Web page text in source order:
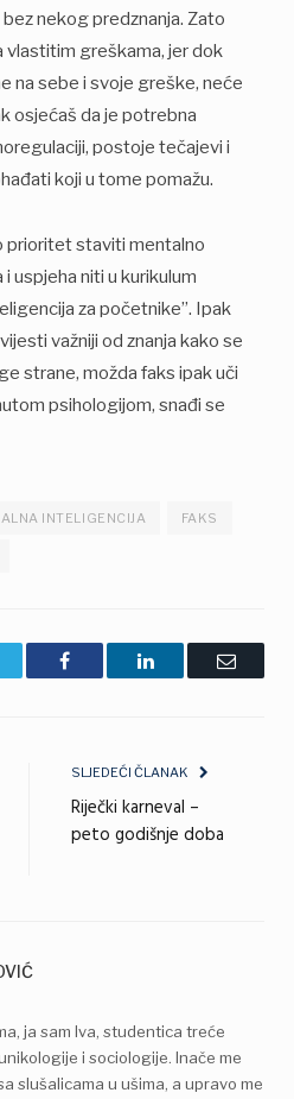
nekog predznanja. Zato
vlastitim greškama, jer dok
na sebe i svoje greške, neće
osjećaš da je potrebna
postoje tečajevi i
koji u tome pomažu.
prioritet staviti mentalno
uspjeha niti u kurikulum
za početnike”. Ipak
važniji od znanja kako se
strane, možda faks ipak uči
psihologijom, snađi se
INTELIGENCIJA FAKS
Facebook LinkedIn Email
SLJEDEĆI ČLANAK
Riječki karneval –
peto godišnje doba
ja sam Iva, studentica treće
i sociologije. Inače me
slušalicama u ušima, a upravo me